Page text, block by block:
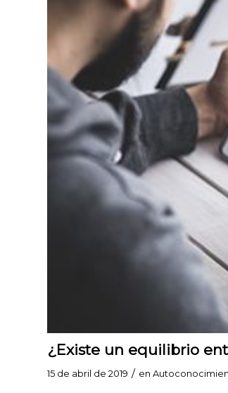
¿Existe un equilibrio
15 de abril de 2019 / en